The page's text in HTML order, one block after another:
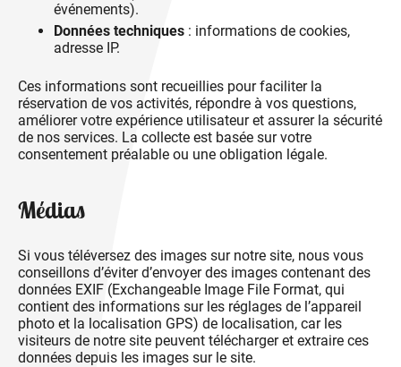
événements).
Données techniques : informations de cookies,
adresse IP.
Ces informations sont recueillies pour faciliter la
réservation de vos activités, répondre à vos questions,
améliorer votre expérience utilisateur et assurer la sécurité
de nos services. La collecte est basée sur votre
consentement préalable ou une obligation légale.
Médias
Si vous téléversez des images sur notre site, nous vous
conseillons d’éviter d’envoyer des images contenant des
données EXIF (Exchangeable Image File Format, qui
contient des informations sur les réglages de l’appareil
photo et la localisation GPS) de localisation, car les
visiteurs de notre site peuvent télécharger et extraire ces
données depuis les images sur le site.